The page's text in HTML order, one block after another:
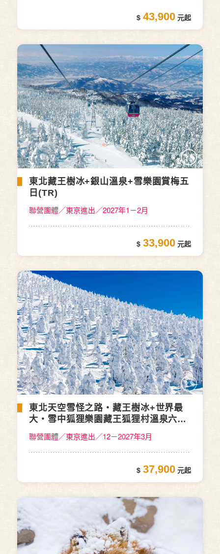
43,900
東北藏王樹冰+銀山溫泉+雪樂園賞梅五
日(TR)
聯營團體／東京進出／2027年1－2月
33,900
東北天空雪怪之路‧藏王樹冰+世界最
大‧雪中狐狸樂園藏王狐狸村溫泉六日
(CX/JX/BR)
聯營團體／東京進出／12－2027年3月
37,900